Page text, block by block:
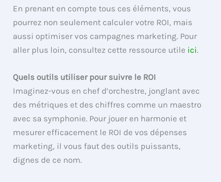
En prenant en compte tous ces éléments, vous
pourrez non seulement calculer votre ROI, mais
aussi optimiser vos campagnes marketing. Pour
aller plus loin, consultez cette ressource utile ici.
Quels outils utiliser pour suivre le ROI
Imaginez-vous en chef d’orchestre, jonglant avec
des métriques et des chiffres comme un maestro
avec sa symphonie. Pour jouer en harmonie et
mesurer efficacement le ROI de vos dépenses
marketing, il vous faut des outils puissants,
dignes de ce nom.